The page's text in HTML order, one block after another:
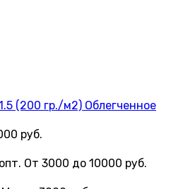
(200 гр./м2) Облегченное